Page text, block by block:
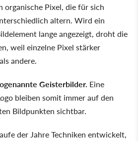
organische Pixel, die für sich
altern. Wird ein
lange angezeigt, droht die
weil einzelne Pixel stärker
andere.
Geisterbilder. Eine
bleiben somit immer auf den
Bildpunkten sichtbar.
der Jahre Techniken entwickelt,